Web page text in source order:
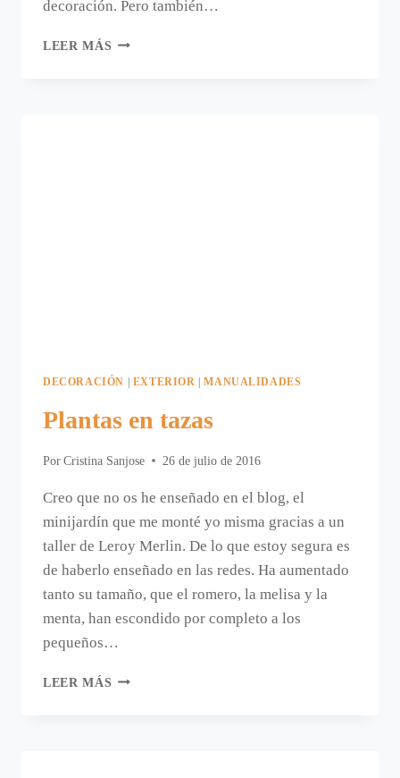
decoración. Pero también…
LEER MÁS TERRARIO
DECORACIÓN EXTERIOR |MANUALIDADES
Plantas en tazas
Por Cristina Sanjose 26 de julio de 2016
Creo que no os he enseñado en el blog, el
minijardín que me monté yo misma gracias a un
taller de Leroy Merlin. De lo que estoy segura es
de haberlo enseñado en las redes. Ha aumentado
tanto su tamaño, que el romero, la melisa y la
menta, han escondido por completo a los
pequeños…
LEER MÁS PLANTAS